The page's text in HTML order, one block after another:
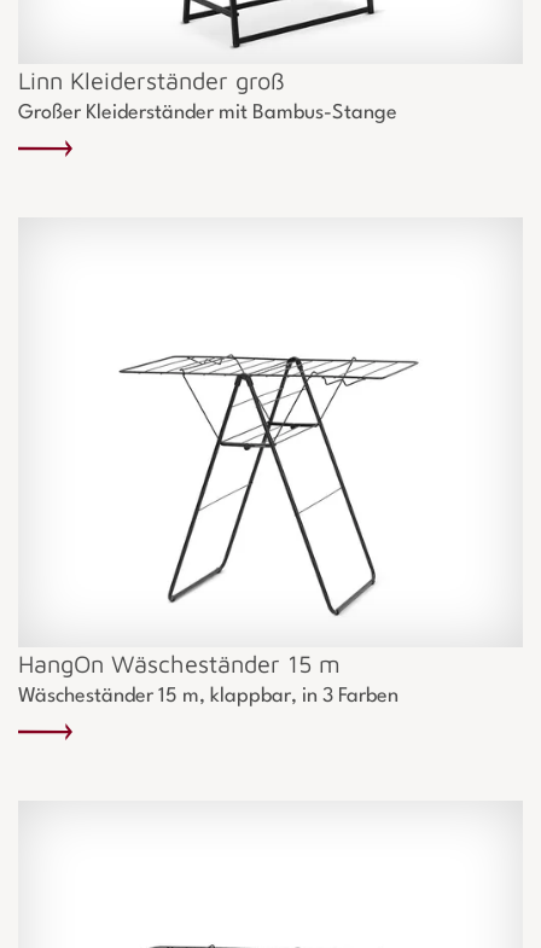
Linn Kleiderständer groß
Großer Kleiderständer mit Bambus-Stange
HangOn Wäscheständer 15 m
Wäscheständer 15 m, klappbar, in 3 Farben